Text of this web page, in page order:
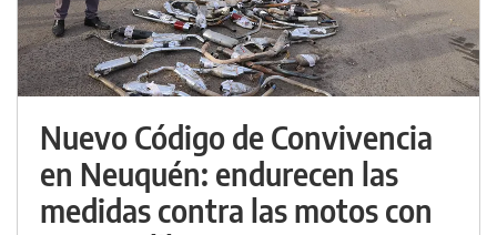
Nuevo Código de Convivencia
en Neuquén: endurecen las
medidas contra las motos con